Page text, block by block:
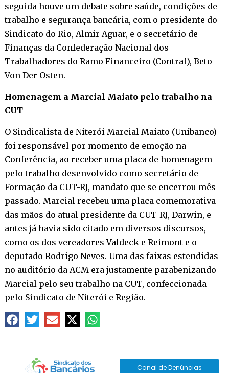
seguida houve um debate sobre saúde, condições de
trabalho e segurança bancária, com o presidente do
Sindicato do Rio, Almir Aguar, e o secretário de
Finanças da Confederação Nacional dos
Trabalhadores do Ramo Financeiro (Contraf), Beto
Von Der Osten.
Homenagem a Marcial Maiato pelo trabalho na
CUT
O Sindicalista de Niterói Marcial Maiato (Unibanco)
foi responsável por momento de emoção na
Conferência, ao receber uma placa de homenagem
pelo trabalho desenvolvido como secretário de
Formação da CUT-RJ, mandato que se encerrou mês
passado. Marcial recebeu uma placa comemorativa
das mãos do atual presidente da CUT-RJ, Darwin, e
antes já havia sido citado em diversos discursos,
como os dos vereadores Valdeck e Reimont e o
deputado Rodrigo Neves. Uma das faixas estendidas
no auditório da ACM era justamente parabenizando
Marcial pelo seu trabalho na CUT, confeccionada
pelo Sindicato de Niterói e Região.
Canal de Denúncias